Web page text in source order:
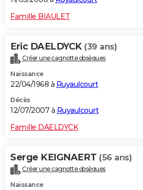
Famille BIAULET
Eric DAELDYCK (39 ans)
Créer une cagnotte obsèques
Naissance
22/04/1968 à Ruyaulcourt
Décès
12/07/2007 à Ruyaulcourt
Famille DAELDYCK
Serge KEIGNAERT (56 ans)
Créer une cagnotte obsèques
Naissance